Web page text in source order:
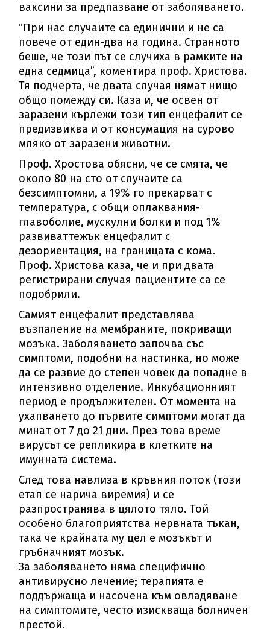
ваксини за предпазване от заболяването.
“При нас случаите са единични и не са
повече от един-два на година. Странното
беше, че този път се случиха в рамките на
една седмица”, коментира проф. Христова.
Тя подчерта, че двата случая нямат нищо
общо помежду си. Каза и, че освен от
заразени кърлежи този тип енцефалит се
предизвиква и от консумация на сурово
мляко от заразени животни.
Проф. Хростова обясни, че се смята, че
около 80 на сто от случаите са
безсимптомни, а 19% го прекарват с
температура, с общи оплаквания-
главоболие, мускулни болки и под 1%
развиваттежък енцефалит с
дезориентация, на границата с кома.
Проф. Христова каза, че и при двата
регистрирани случая пациентите са се
подобрили.
Самият енцефалит представлява
възпаление на мембраните, покриващи
мозъка. Заболяването започва със
симптоми, подобни на настинка, но може
да се развие до степен човек да попадне в
интензивно отделение. Инкубационният
период е продължителен. От момента на
ухапването до първите симптоми могат да
минат от 7 до 21 дни. През това време
вирусът се репликира в клетките на
имунната система.
След това навлиза в кръвния поток (този
етап се нарича виремия) и се
разпространява в цялото тяло. Той
особено благоприятства нервната тъкан,
така че крайната му цел е мозъкът и
гръбначният мозък.
За заболяването няма специфично
антивирусно лечение; терапията е
поддържаща и насочена към овладяване
на симптомите, често изискваща болничен
престой.